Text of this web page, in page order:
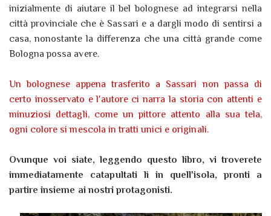
inizialmente di aiutare il bel bolognese ad integrarsi nella
città provinciale che è Sassari e a dargli modo di sentirsi a
casa, nonostante la differenza che una città grande come
Bologna possa avere.
Un bolognese appena trasferito a Sassari non passa di
certo inosservato e l'autore ci narra la storia con attenti e
minuziosi dettagli, come un pittore attento alla sua tela,
ogni colore si mescola in tratti unici e originali.
Ovunque voi siate, leggendo questo libro, vi troverete
immediatamente catapultati lì in quell'isola, pronti a
partire insieme ai nostri protagonisti.